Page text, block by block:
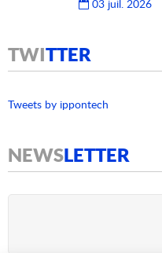
03 juil. 2026
TWITTER
Tweets by ippontech
NEWSLETTER